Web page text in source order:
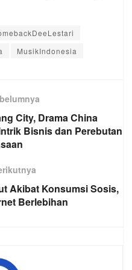
MusikIndonesia
City, Drama China
Bisnis dan Perebutan
Akibat Konsumsi Sosis,
Berlebihan